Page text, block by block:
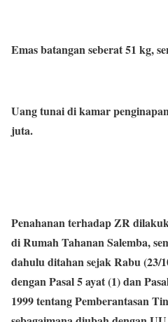
Emas batangan seberat 51 kg,
Uang tunai di kamar
juta.
Penahanan terhadap ZR
di Rumah Tahanan Salemba,
dahulu ditahan sejak Rabu (23/
dengan Pasal 5 ayat (1) dan
1999 tentang Pemberantasan